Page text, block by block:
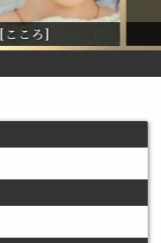
ころ]